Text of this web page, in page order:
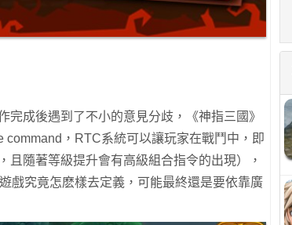
成後遇到了不小的意見分歧，《神指三國》
command，RTC系統可以讓玩家在戰鬥中，即
且隨著等級提升會有高級組合指令的出現），
戲究竟怎麽樣去定義，可能最終還是要依靠廣